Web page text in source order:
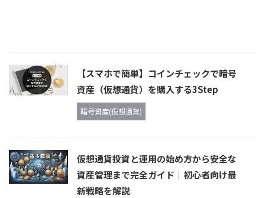
【スマホで簡単】コインチェックで暗号
資産（仮想通貨）を購入する3Step
暗号資産(仮想通貨)
仮想通貨投資と運用の始め方から安全な
資産管理まで完全ガイド｜初心者向け最
新戦略を解説